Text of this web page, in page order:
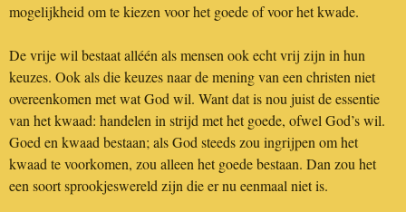
mogelijkheid om te kiezen voor het goede of voor het kwade.
De vrije wil bestaat alléén als mensen ook echt vrij zijn in hun
keuzes. Ook als die keuzes naar de mening van een christen niet
overeenkomen met wat God wil. Want dat is nou juist de essentie
van het kwaad: handelen in strijd met het goede, ofwel God’s wil.
Goed en kwaad bestaan; als God steeds zou ingrijpen om het
kwaad te voorkomen, zou alleen het goede bestaan. Dan zou het
een soort sprookjeswereld zijn die er nu eenmaal niet is.